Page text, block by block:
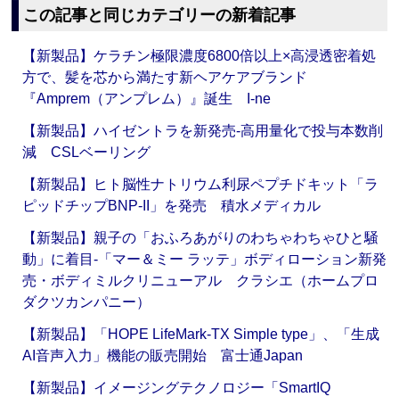
この記事と同じカテゴリーの新着記事
【新製品】ケラチン極限濃度6800倍以上×高浸透密着処
方で、髪を芯から満たす新ヘアケアブランド
『Amprem（アンプレム）』誕生 I-ne
【新製品】ハイゼントラを新発売‐高用量化で投与本数削
減 CSLベーリング
【新製品】ヒト脳性ナトリウム利尿ペプチドキット「ラ
ピッドチップBNP-II」を発売 積水メディカル
【新製品】親子の「おふろあがりのわちゃわちゃひと騒
動」に着目‐「マー＆ミー ラッテ」ボディローション新発
売・ボディミルクリニューアル クラシエ（ホームプロ
ダクツカンパニー）
【新製品】「HOPE LifeMark-TX Simple type」、「生成
AI音声入力」機能の販売開始 富士通Japan
【新製品】イメージングテクノロジー「SmartIQ